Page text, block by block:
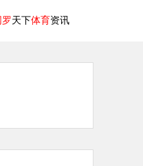
罗天下体育资讯